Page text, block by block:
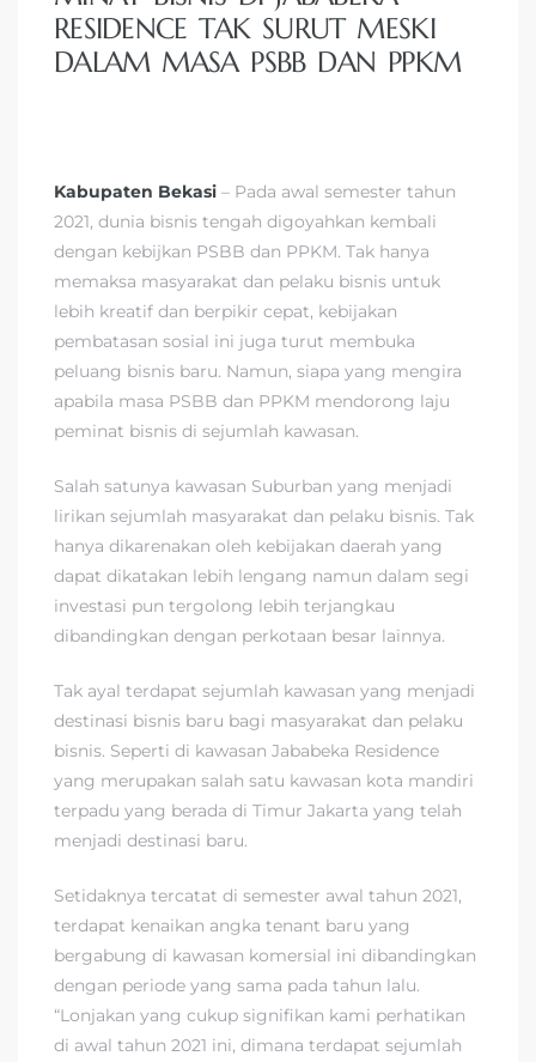
RESIDENCE TAK SURUT MESKI
DALAM MASA PSBB DAN PPKM
Kabupaten Bekasi – Pada awal semester tahun
2021, dunia bisnis tengah digoyahkan kembali
dengan kebijkan PSBB dan PPKM. Tak hanya
memaksa masyarakat dan pelaku bisnis untuk
lebih kreatif dan berpikir cepat, kebijakan
pembatasan sosial ini juga turut membuka
peluang bisnis baru. Namun, siapa yang mengira
apabila masa PSBB dan PPKM mendorong laju
peminat bisnis di sejumlah kawasan.
Salah satunya kawasan Suburban yang menjadi
lirikan sejumlah masyarakat dan pelaku bisnis. Tak
hanya dikarenakan oleh kebijakan daerah yang
dapat dikatakan lebih lengang namun dalam segi
investasi pun tergolong lebih terjangkau
dibandingkan dengan perkotaan besar lainnya.
Tak ayal terdapat sejumlah kawasan yang menjadi
destinasi bisnis baru bagi masyarakat dan pelaku
bisnis. Seperti di kawasan Jababeka Residence
yang merupakan salah satu kawasan kota mandiri
terpadu yang berada di Timur Jakarta yang telah
menjadi destinasi baru.
Setidaknya tercatat di semester awal tahun 2021,
terdapat kenaikan angka tenant baru yang
bergabung di kawasan komersial ini dibandingkan
dengan periode yang sama pada tahun lalu.
“Lonjakan yang cukup signifikan kami perhatikan
di awal tahun 2021 ini, dimana terdapat sejumlah